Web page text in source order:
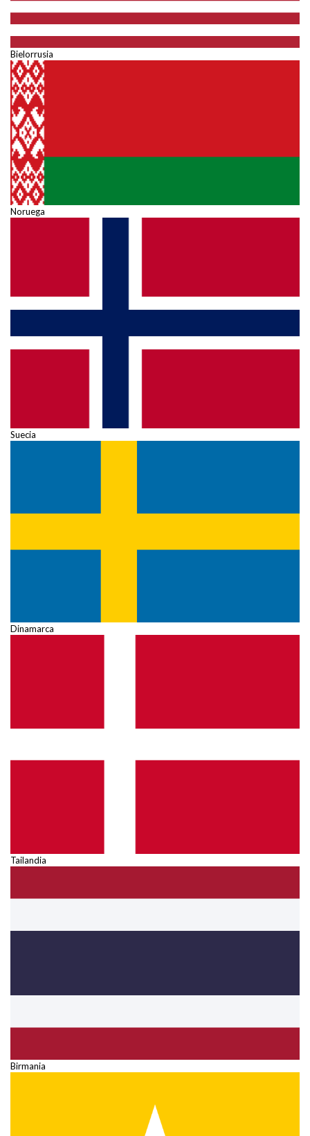
Bielorrusia
Noruega
Suecia
Dinamarca
Tailandia
Birmania